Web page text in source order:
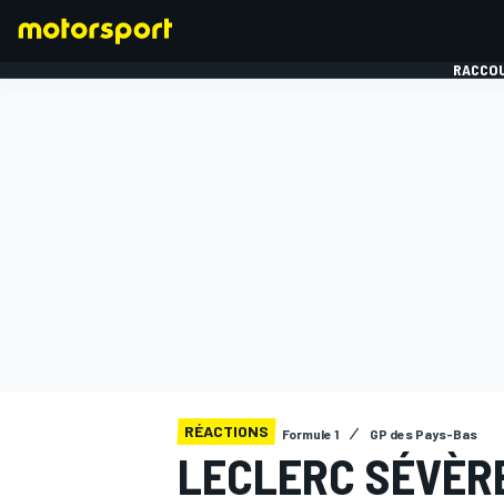
RÉACTIONS Formule 1 GP des Pays-Bas
LECLERC